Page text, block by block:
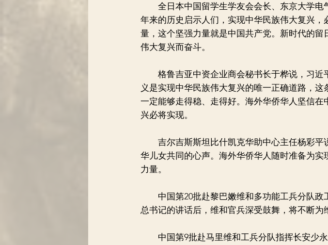
全日本中国留学生学友会会长、东京大学电
年来的历史启示人们，实现中华民族伟大复兴，
量，这个坚强力量就是中国共产党。新时代的
伟大复兴而奋斗。
格鲁吉亚中资企业商会秘书长于桦说，习近
义是实现中华民族伟大复兴的唯一正确道路，
一定能够走得稳、走得好。海外华侨华人坚信
兴必将实现。
吉尔吉斯斯坦比什凯克华助中心主任杨彩平
华儿女共同的心声。海外华侨华人随时准备为
力量。
中国第20批赴黎巴嫩维和多功能工兵分队政
总书记的讲话后，维和官兵深受鼓舞，将不断为
中国第9批赴马里维和工兵分队指挥长安少